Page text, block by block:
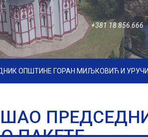
+381 18 856 666
ОПШТИНЕ ГОРАН МИЉКОВИЋ И